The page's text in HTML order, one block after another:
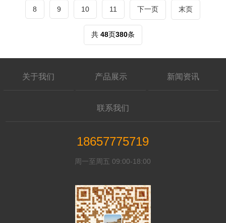
年的技术积淀和创新精神，推出了一系
列具有特色的余压控制器产品，帮助企
业和个人在能源使用方面实现更加智能
化的管理。
8 9 10 11 下一页 末页
共 48页380条
关于我们 产品展示 新闻资讯
联系我们
18657775719
周一至周五 09:00-18:00